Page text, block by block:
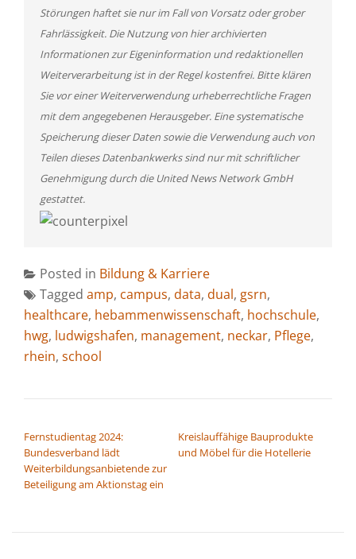
Störungen haftet sie nur im Fall von Vorsatz oder grober
Fahrlässigkeit. Die Nutzung von hier archivierten
Informationen zur Eigeninformation und redaktionellen
Weiterverarbeitung ist in der Regel kostenfrei. Bitte klären
Sie vor einer Weiterverwendung urheberrechtliche Fragen
mit dem angegebenen Herausgeber. Eine systematische
Speicherung dieser Daten sowie die Verwendung auch von
Teilen dieses Datenbankwerks sind nur mit schriftlicher
Genehmigung durch die United News Network GmbH
gestattet.
Posted in Bildung & Karriere
Tagged amp, campus, data, dual, gsrn,
healthcare, hebammenwissenschaft, hochschule,
hwg, ludwigshafen, management, neckar, Pflege,
rhein, school
Fernstudientag 2024:
Bundesverband lädt
Weiterbildungsanbietende zur
Beteiligung am Aktionstag ein
Kreislauffähige Bauprodukte
und Möbel für die Hotellerie